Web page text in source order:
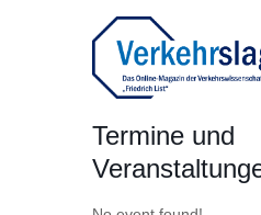
Termine und